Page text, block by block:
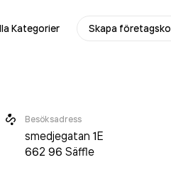
Kategorier Skapa
Besöksadress
smedjegatan 1E
662 96 Säffle